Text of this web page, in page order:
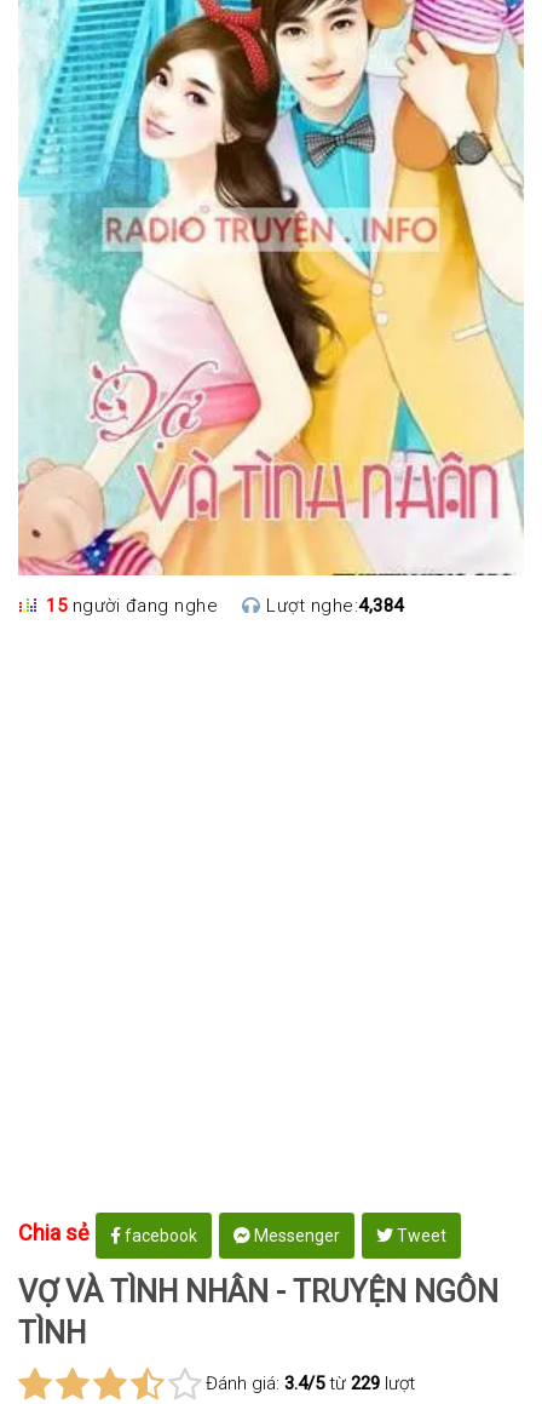
15người đang nghe Lượt nghe:4,384
Chia sẻ facebook Messenger Tweet
VỢ VÀ TÌNH NHÂN - TRUYỆN NGÔN
TÌNH
Đánh giá: 3.4/5từ 229 lượt